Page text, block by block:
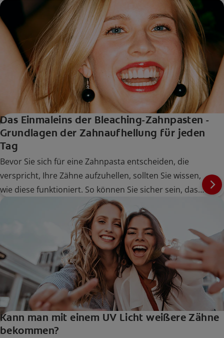
Das Einmaleins der Bleaching-Zahnpasten -
Grundlagen der Zahnaufhellung für jeden
Tag
Bevor Sie sich für eine Zahnpasta entscheiden, die
verspricht, Ihre Zähne aufzuhellen, sollten Sie wissen,
wie diese funktioniert. So können Sie sicher sein, dass
Sie sich für das richtige Produkt entscheiden.
Kann man mit einem UV Licht weißere Zähne
bekommen?